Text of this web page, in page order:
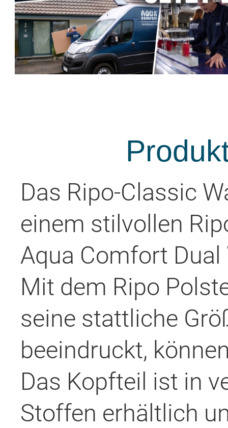
Das Ripo-Classic
einem stilvollen
Aqua Comfort
Mit dem Ripo
seine stattliche
beeindruckt,
Das Kopfteil ist in
Stoffen erhältlich